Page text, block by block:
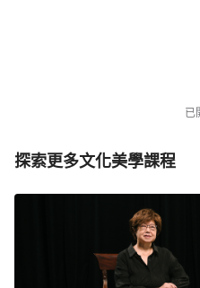
已
探索更多文化美學課程